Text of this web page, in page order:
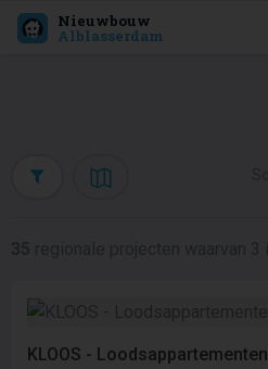
Nieuwbouw
Alblasserdam
KLOOS - Loodsappartementen